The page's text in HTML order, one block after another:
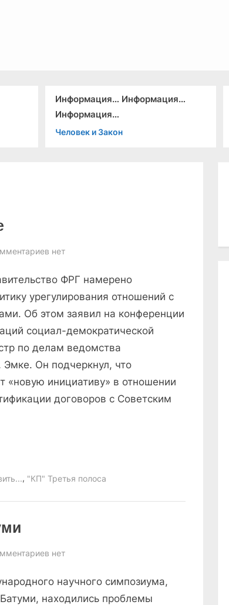
Информация… Информация…
Информация…
Человек и Закон
к
Заявление
X.
Эмке
нет
ФРГ намерено
урегулирования отношений с
Об этом заявил на конференции
социал-демократической
по делам ведомства
Эмке. Он подчеркнул, что
«новую инициативу» в отношении
договоров с Советским
, "КП" Третья полоса
к
Симпозиум
в
нет
научного симпозиума,
находились проблемы